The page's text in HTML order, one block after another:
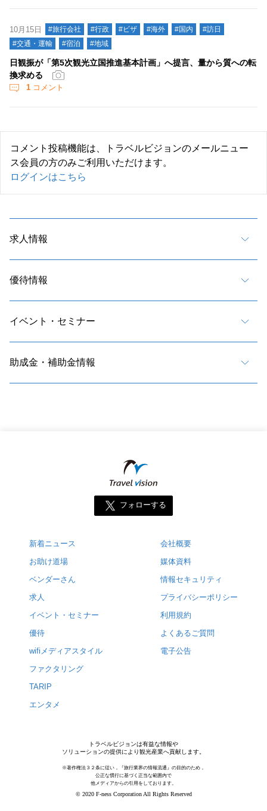
10月15日 #旅行会社 #行政 #ビザ #海外 #国内
#訪日
#交通・運輸
#宿泊 #地域
日観振が「第5次観光立国推進基本計画」へ提言、量から質への転
換求める
1 コメント
コメント投稿機能は、トラベルビジョンのメールニュー
ス会員の方のみご利用いただけます。
ログインはこちら
求人情報
優待情報
イベント・セミナー
助成金・補助金情報
フォローする
新着ニュース
お助け道場
ベンダーさん
求人
イベント・セミナー
優待
wifiメディアスタイル
ファクタリング
TARIP
エンタメ
会社概要
媒体資料
情報セキュリティ
プライバシーポリシー
利用規約
よくあるご質問
電子公告
トラベルビジョンは有益な情報や
ソリューションの提供により観光産業へ貢献します。
※著作権法３２条に従い，『旅行業界の情報流通』の目的のため，
公正な慣行に基づく正当な範囲内で
他メディアからの引用をしております。
© 2020 F-ness Corporation All Rights Reserved